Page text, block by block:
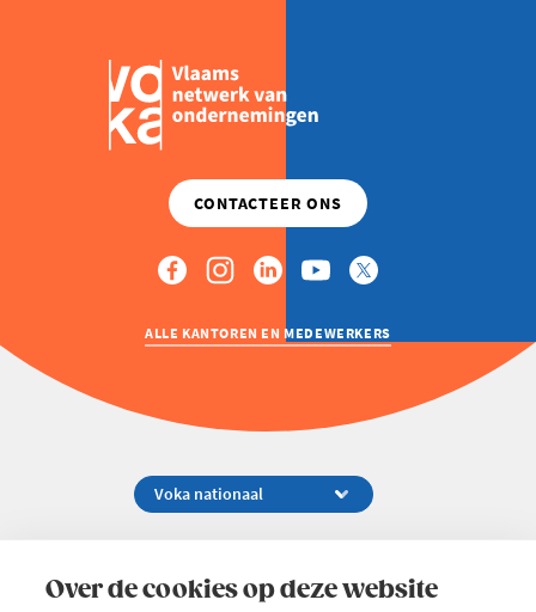
Over de cookies op deze website
ALLE KANTOREN EN MEDEWERKERS
02 229 81 11